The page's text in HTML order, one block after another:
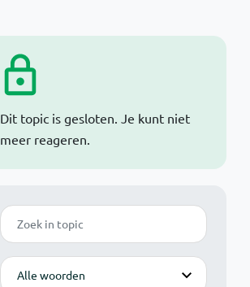
Dit topic is gesloten. Je kunt niet
meer reageren.
Zoek
Modus